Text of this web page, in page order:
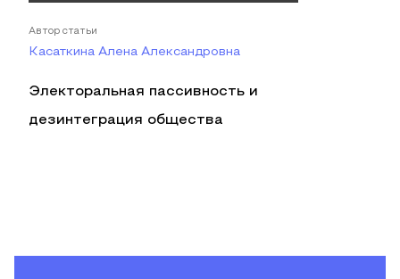
Автор статьи
Касаткина Алена Александровна
Электоральная пассивность и
дезинтеграция общества